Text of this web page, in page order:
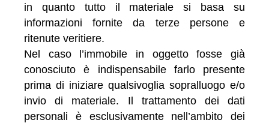
in quanto tutto il materiale si basa su
informazioni fornite da terze persone e
ritenute veritiere.
Nel caso l’immobile in oggetto fosse già
conosciuto è indispensabile farlo presente
prima di iniziare qualsivoglia sopralluogo e/o
invio di materiale. Il trattamento dei dati
personali è esclusivamente nell’ambito dei